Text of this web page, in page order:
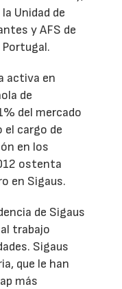
Unidad de
y AFS de
activa en
de
del mercado
el cargo de
en los
ostenta
en Sigaus.
de Sigaus
trabajo
Sigaus
que le han
más